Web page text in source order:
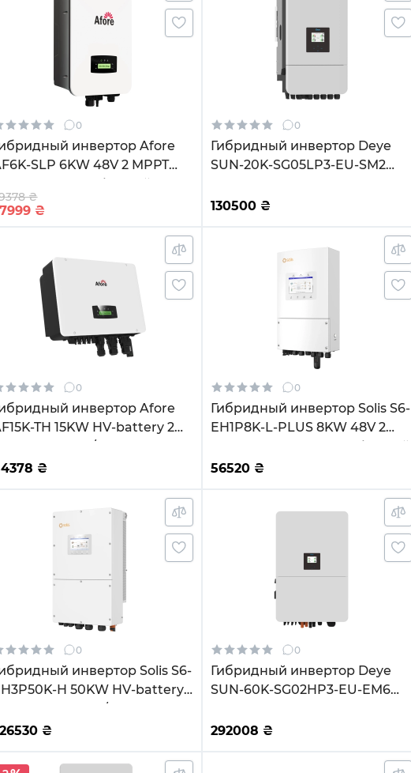
0
инвертор Afore
SLP 6KW 48V 2 MPPT
Wi-Fi 220V Однофазный
SLP)
₴
₴
0
Гибридный инвертор Deye
SUN-20K-SG05LP3-EU-SM2
220/380V Трифазний
130500 ₴
0
инвертор Afore
TH 15KW HV-battery 2
MPPT Wi-Fi 220/380V
₴
0
Гибридный инвертор Solis S6-
EH1P8K-L-PLUS 8KW 48V 2
MPPT Wi-Fi 220V Однофазный
56520 ₴
0
инвертор Solis S6-
H 50KW HV-battery
4 MPPT Wi-Fi 220/380V
₴
0
Гибридный инвертор Deye
SUN-60K-SG02HP3-EU-EM6
220/380V Трехфазный
292008 ₴